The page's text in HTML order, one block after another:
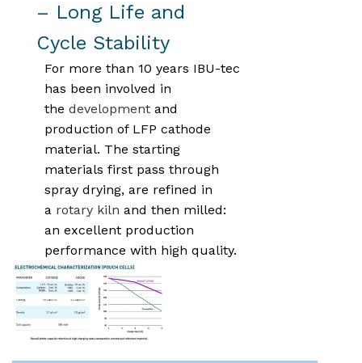
– Long Life and
Cycle Stability
For more than 10 years IBU-tec
has been involved in
the development and
production of LFP cathode
material. The starting
materials first pass through
spray drying, are refined in
a rotary kiln and then milled:
an excellent production
performance with high quality.